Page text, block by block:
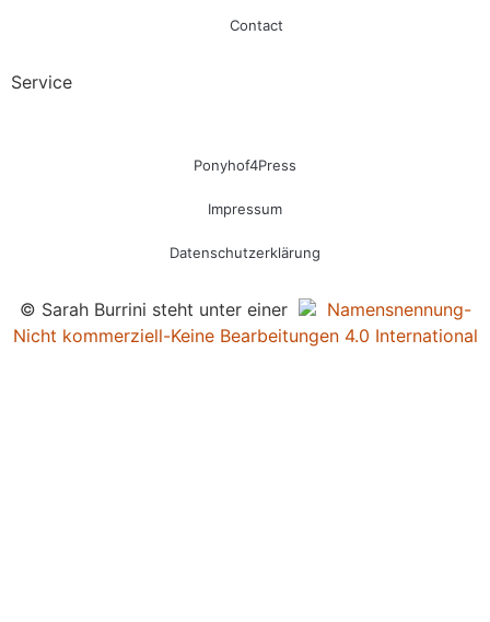
Contact
Service
Ponyhof4Press
Impressum
Datenschutzerklärung
© Sarah Burrini steht unter einer
Namensnennung-
Nicht kommerziell-Keine Bearbeitungen 4.0 International